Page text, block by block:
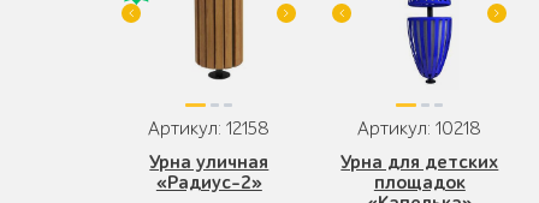
Артикул: 12158
Урна уличная
«Радиус-2»
Артикул: 10218
Урна для детских
площадок